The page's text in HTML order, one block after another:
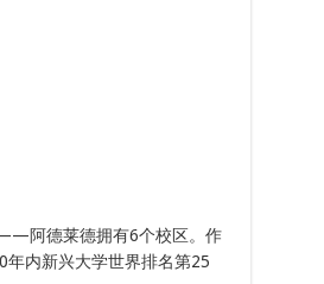
阿德莱德拥有6个校区。作
年内新兴大学世界排名第25